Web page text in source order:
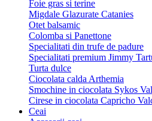
Foie gras si terine
Migdale Glazurate Catanies
Otet balsamic
Colomba si Panettone
Specialitati din trufe de padure
Specialitati premium Jimmy
Turta dulce
Ciocolata calda Arthemia
Smochine in ciocolata Sykos
Cirese in ciocolata Capricho
Ceai